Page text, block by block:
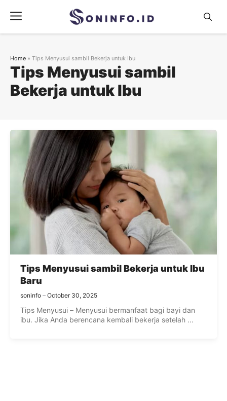
content
Menu
Tips Menyusui sambil
Bekerja untuk Ibu
Home » Tips Menyusui sambil Bekerja untuk Ibu
Tips Menyusui sambil Bekerja untuk Ibu
Baru
soninfo October 30, 2025
Tips Menyusui – Menyusui bermanfaat bagi bayi dan
ibu. Jika Anda berencana kembali bekerja setelah ...